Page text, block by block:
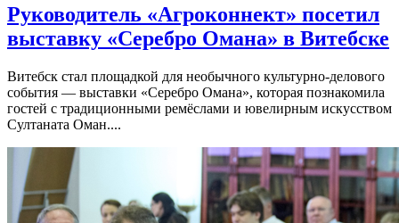
Руководитель «Агроконнект» посетил
выставку «Серебро Омана» в Витебске
Витебск стал площадкой для необычного культурно-делового
события — выставки «Серебро Омана», которая познакомила
гостей с традиционными ремёслами и ювелирным искусством
Султаната Оман....